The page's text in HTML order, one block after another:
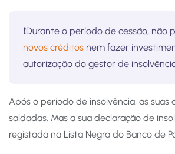
❗Durante o período de cessão, não
novos créditos nem fazer
autorização do gestor de
Após o período de insolvência, as suas
saldadas. Mas a sua declaração de
registada na Lista Negra do Banco de